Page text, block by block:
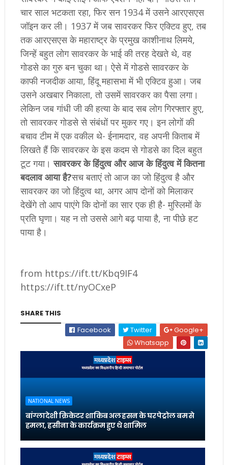
चार साल भटकता रहा, फिर सन 1934 में उसने आरएसएस
जॉइन कर ली। 1937 में जब सावरकर फिर एक्टिव हुए, तब
तक आरएसएस के महाराष्ट्र के प्रमुख काशीनाथ लिमये,
जिन्हें बहुत लोग सावरकर के भाई की तरह देखते थे, वह
गोडसे का गुरु बन चुका था। ऐसे में गोडसे सावरकर के
काफी नजदीक आया, हिंदू महासभा में भी एक्टिव हुआ। जब
उसने अखबार निकाला, तो उसमें सावरकर का पैसा लगा।
लेकिन जब गांधी जी की हत्या के बाद सब लोग गिरफ्तार हुए,
तो सावरकर गोडसे से संबंधों पर मुकर गए। इन लोगों की
बचाव टीम में एक वकील थे- ईनामदार, वह अपनी किताब में
लिखते हैं कि सावरकर के इस कदम से गोडसे का दिल बहुत
टूट गया।सावरकर के हिंदुत्व और आज के हिंदुत्व में कितना
बदलाव आया है?सच बताएं तो आज का जो हिंदुत्व है और
सावरकर का जो हिंदुत्व था, अगर आप दोनों को मिलाकर
देखेंगे तो आप पाएंगे कि दोनों का सार एक ही है- मुस्लिमों के
प्रति घृणा। यह न तो उससे आगे बढ़ पाया है, ना पीछे हट
पाया है।
from https://ift.tt/Kbq9IF4
https://ift.tt/nyOCxeP
SHARE THIS
Facebook
Twitter
Google+
Whatsapp
NATIONAL NEWS
बांग्लादेशी क्रिकेटर शाकिब अल हसन के घर पेट्रोल बम से
हमला, हसीना के कार्यक्रम हुए थे शामिल